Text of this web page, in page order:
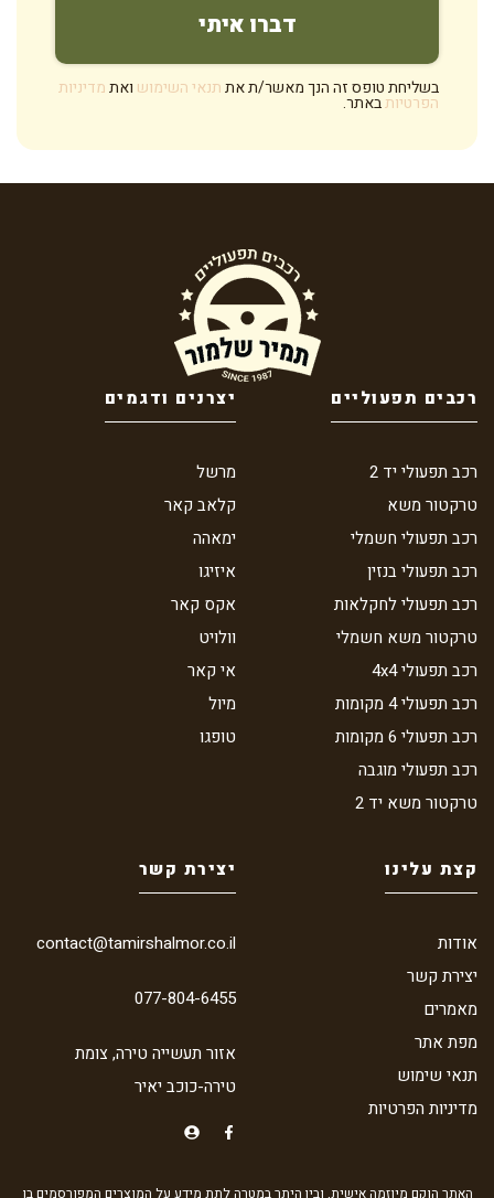
בשליחת טופס זה הנך מאשר/ת אתתנאי השימוש ואתמדיניות
הפרטיותבאתר.
רכבים תפעוליים
רכב תפעולי יד 2
טרקטור משא
רכב תפעולי חשמלי
רכב תפעולי בנזין
רכב תפעולי לחקלאות
טרקטור משא חשמלי
רכב תפעולי 4x4
רכב תפעולי 4 מקומות
רכב תפעולי 6 מקומות
רכב תפעולי מוגבה
טרקטור משא יד 2
יצרנים ודגמים
מרשל
קלאב קאר
ימאהה
איזיגו
אקס קאר
וולויט
אי קאר
מיול
טופגו
קצת עלינו
אודות
יצירת קשר
מאמרים
מפת אתר
תנאי שימוש
מדיניות הפרטיות
יצירת קשר
contact@tamirshalmor.co.il
077-804-6455
אזור תעשייה טירה, צומת
טירה-כוכב יאיר
האתר הוקם מיוזמה אישית, ובין היתר במטרה לתת מידע על המוצרים המפורסמים בו